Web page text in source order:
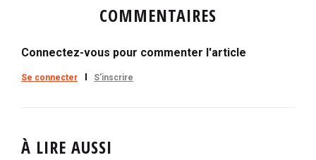
COMMENTAIRES
Connectez-vous pour commenter l'article
Se connecter S'inscrire
À LIRE AUSSI